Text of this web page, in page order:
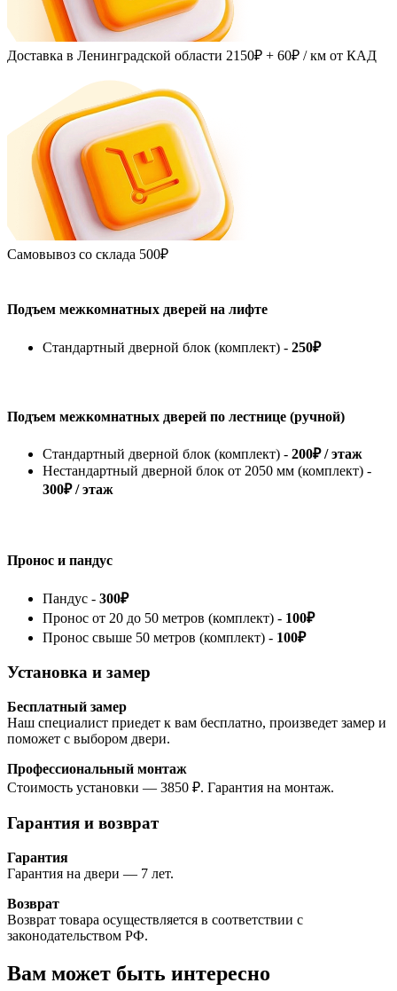
Доставка в Ленинградской области 2150₽ + 60₽ / км от КАД
Самовывоз со склада 500₽
Подъем межкомнатных дверей на лифте
Стандартный дверной блок (комплект) - 250₽
Подъем межкомнатных дверей по лестнице (ручной)
Стандартный дверной блок (комплект) - 200₽ / этаж
Нестандартный дверной блок от 2050 мм (комплект) -
300₽ / этаж
Пронос и пандус
Пандус - 300₽
Пронос от 20 до 50 метров (комплект) - 100₽
Пронос свыше 50 метров (комплект) - 100₽
Установка и замер
Бесплатный замер
Наш специалист приедет к вам бесплатно, произведет замер и
поможет с выбором двери.
Профессиональный монтаж
Стоимость установки — 3850 ₽. Гарантия на монтаж.
Гарантия и возврат
Гарантия
Гарантия на двери — 7 лет.
Возврат
Возврат товара осуществляется в соответствии с
законодательством РФ.
Вам может быть интересно